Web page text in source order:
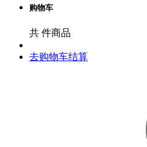
购物车
共 件商品
去购物车结算